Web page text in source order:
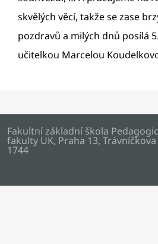
skvělých věcí, takže se zase
pozdravů a milých dnů posílá
učitelkou Marcelou
Fakultní základní škola
fakulty UK, Praha 13, Trávníčkova
1744